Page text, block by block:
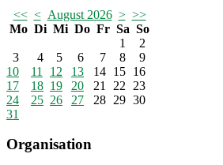
<< < August 2026 > >>
Mo Di Mi Do Fr Sa So
1
2
3
4 5 6 7 8
9
10
11 12 13 14 15 16
17
18 19 20 21 22
23
24
25 26 27 28 29 30
31
Organisation